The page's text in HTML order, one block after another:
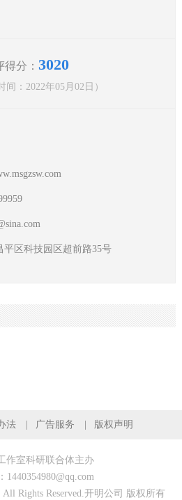
得分： 3020
间：2022年05月02日）
平区科技园区超前路35号
法 广告服务 版权声明
作室科研联合体主办
1440354980@qq.com
Rights Reserved.开明公司 版权所有